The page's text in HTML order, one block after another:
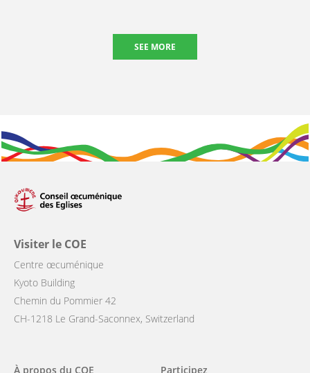
SEE MORE
Visiter le COE
Centre œcuménique
Kyoto Building
Chemin du Pommier 42
CH-1218 Le Grand-Saconnex, Switzerland
À propos du COE Participez